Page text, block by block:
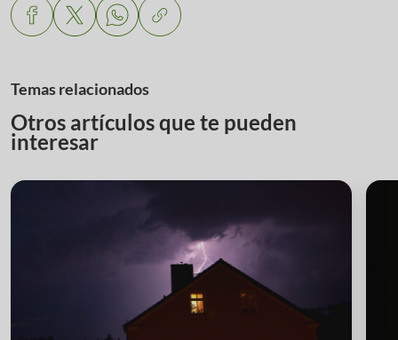
Temas relacionados
Otros artículos que te pueden
interesar